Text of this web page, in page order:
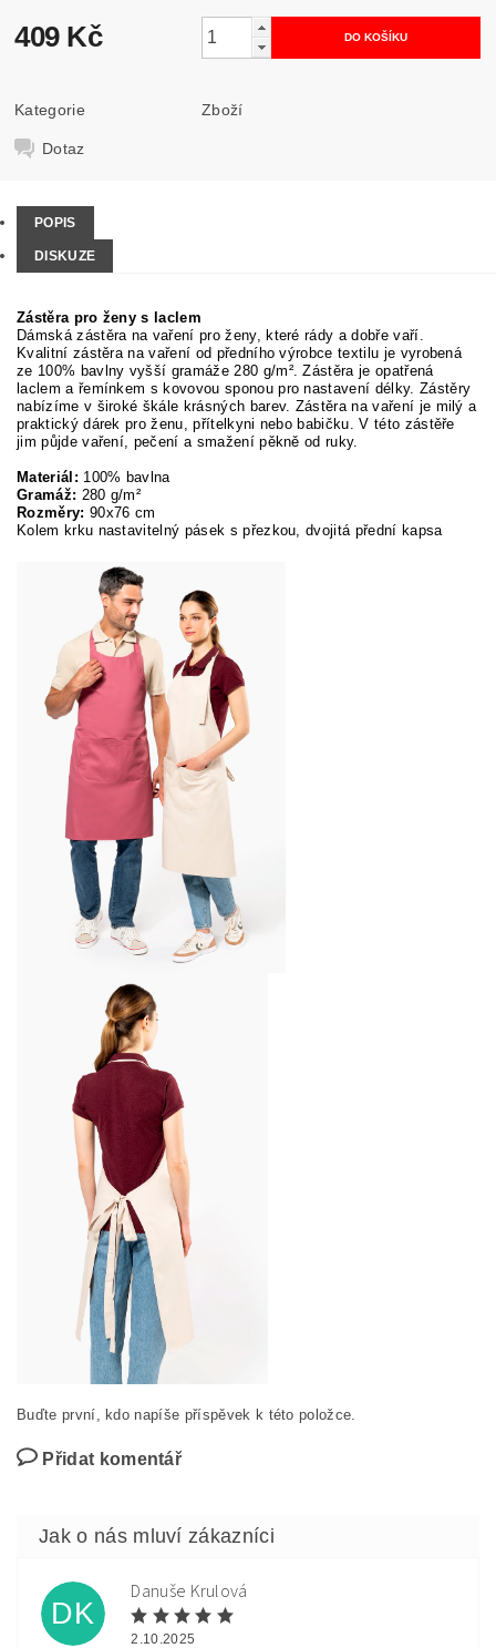
409 Kč
Kategorie Zboží
Dotaz
POPIS
DISKUZE
Zástěra pro ženy s laclem
Dámská zástěra na vaření pro ženy, které rády a dobře vaří.
Kvalitní zástěra na vaření od předního výrobce textilu je vyrobená
ze 100% bavlny vyšší gramáže 280 g/m². Zástěra je opatřená
laclem a řemínkem s kovovou sponou pro nastavení délky. Zástěry
nabízíme v široké škále krásných barev. Zástěra na vaření je milý a
praktický dárek pro ženu, přítelkyni nebo babičku. V této zástěře
jim půjde vaření, pečení a smažení pěkně od ruky.
Materiál: 100% bavlna
Gramáž: 280 g/m²
Rozměry: 90x76 cm
Kolem krku nastavitelný pásek s přezkou, dvojitá přední kapsa
Buďte první, kdo napíše příspěvek k této položce.
Přidat komentář
DK
Danuše Krulová
2.10.2025